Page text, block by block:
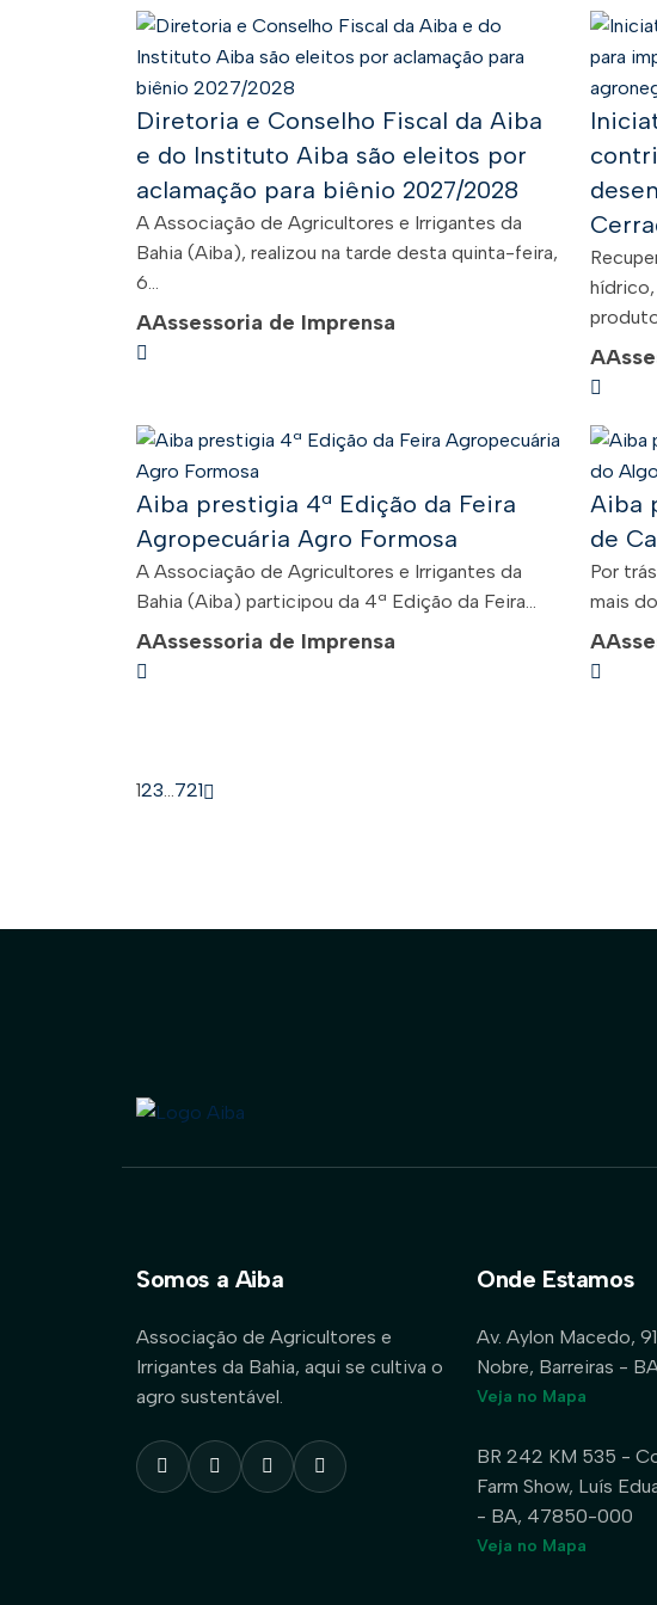
Diretoria e Conselho Fiscal da Aiba
e do Instituto Aiba são eleitos por
aclamação para biênio 2027/2028
A Associação de Agricultores e Irrigantes da
Bahia (Aiba), realizou na tarde desta quinta-feira,
6...
AAssessoria de Imprensa
hídrico,
A
Aiba prestigia 4ª Edição da Feira
Agropecuária Agro Formosa
A Associação de Agricultores e Irrigantes da
Bahia (Aiba) participou da 4ª Edição da Feira...
AAssessoria de Imprensa
Aiba
de
Por
mais
A
123…721
Somos a Aiba
Associação de Agricultores e
Irrigantes da Bahia, aqui se cultiva o
agro sustentável.
Onde Estamos
Av. Aylon Macedo,
Nobre, Barreiras -
Veja no Mapa
BR 242 KM 535 -
Farm Show, Luís
- BA, 47850-000
Veja no Mapa